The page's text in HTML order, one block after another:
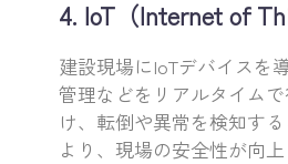
4. IoT（Internet of
建設現場にIoTデバイスを
管理などをリアルタイム
け、転倒や異常を検知す
より、現場の安全性が向